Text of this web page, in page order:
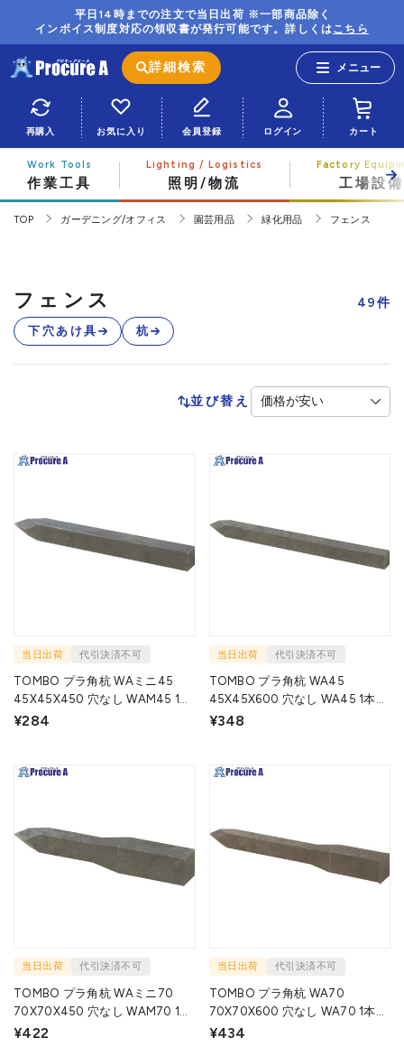
平日14時までの注文で当日出荷 ※一部商品除く
インボイス制度対応の領収書が発行可能です。詳しくはこちら
詳細検索
再購入 お気に入り 会員登録 ログイン カート
作業工具 照明/物流 工場設備
TOP ガーデニング/オフィス 園芸用品 緑化用品 フェンス
フェンス 49件
下穴あけ具 杭
並び替え
当日出荷 代引決済不可
TOMBO プラ角杭 WAミニ45
45X45X450 穴なし WAM45 1本
▼435-2866
¥284
当日出荷 代引決済不可
TOMBO プラ角杭 WA45
45X45X600 穴なし WA45 1本
▼435-2777
¥348
当日出荷 代引決済不可
TOMBO プラ角杭 WAミニ70
70X70X450 穴なし WAM70 1本
▼435-2882
¥422
当日出荷 代引決済不可
TOMBO プラ角杭 WA70
70X70X600 穴なし WA70 1本
▼435-2823
¥434